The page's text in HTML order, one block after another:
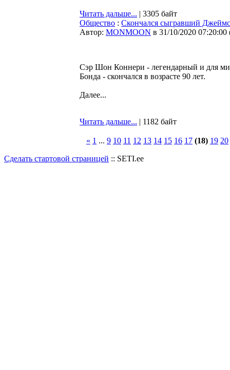
Читать дальше... | 3305 байт
Общество : Скончался сыгравший
Автор: MONMOON в 31/10/2020 07:20:00
Сэр Шон Коннери - легендарный и для
Бонда - скончался в возрасте 90 лет.
Далее...
Читать дальше... | 1182 байт
« 1 ... 9 10 11 12 13 14 15 16 17 (18) 19 20
Сделать стартовой страницей :: SETI.ee